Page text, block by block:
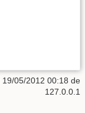
19/05/2012 00:18 de
127.0.0.1